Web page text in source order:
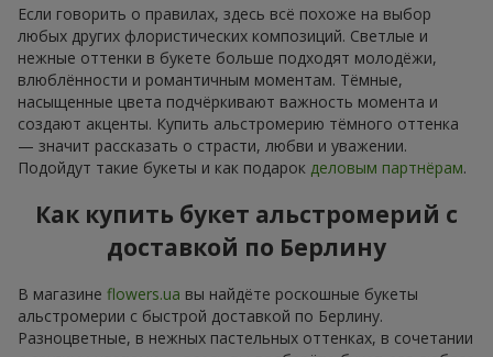
Если говорить о правилах, здесь всё похоже на выбор
любых других флористических композиций. Светлые и
нежные оттенки в букете больше подходят молодёжи,
влюблённости и романтичным моментам. Тёмные,
насыщенные цвета подчёркивают важность момента и
создают акценты. Купить альстромерию тёмного оттенка
— значит рассказать о страсти, любви и уважении.
Подойдут такие букеты и как подарок деловым партнёрам.
Как купить букет альстромерий с
доставкой по Берлину
В магазине flowers.ua вы найдёте роскошные букеты
альстромерии с быстрой доставкой по Берлину.
Разноцветные, в нежных пастельных оттенках, в сочетании